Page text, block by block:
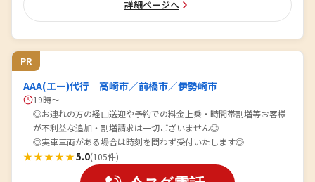
詳細ページへ
PR
AAA(エー)代行 高崎市／前橋市／伊勢崎市
19時～
◎お連れの方の経由送迎や予約での料金上乗・時間帯割増等お客様
が不利益な追加・割増請求は一切ございません◎
◎実車車両がある場合は時刻を問わず受付いたします◎
★★★★★5.0(105件)